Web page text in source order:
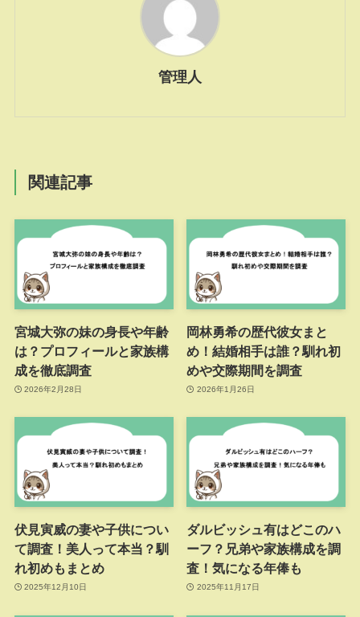
管理人
関連記事
宮城大弥の妹の身長や年齢
は？プロフィールと家族構
成を徹底調査
2026年2月28日
岡林勇希の歴代彼女まと
め！結婚相手は誰？馴れ初
めや交際期間を調査
2026年1月26日
伏見寅威の妻や子供につい
て調査！美人って本当？馴
れ初めもまとめ
2025年12月10日
ダルビッシュ有はどこのハ
ーフ？兄弟や家族構成を調
査！気になる年俸も
2025年11月17日